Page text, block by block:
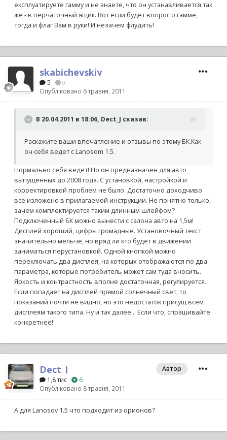
експлуатируете гамму и не знаете, что он устанавливается так
же - в перчаточный ящик. Вот если будет вопрос о гамме,
тогда и флаг Вам в руки! И незачем флудить!
skabichevskiy
5 0
Опубліковано 6 травня, 2011
В 20.04.2011 в 18:06, Dect_J сказав:
Раскажите ваши впечатление и отзывы по этому БК.Как
он себя ведет с Lanosom 1.5.
Нормально себя ведет! Но он предназначен для авто
выпущенных до 2008 года. С установкой, настройкой и
корректировкой проблем не было. Достаточно доходчиво
все изложено в прилагаемой инструкции. Не понятно только,
зачем комплектируется таким длинным шлейфом?
Подключенный БК можно вынести с салона авто на 1,5м!
Дисплей хороший, цифры громадные. Установочный текст
значительно мельче, но вряд ли кто будет в движении
заниматься перустановкой. Одной кнопкой можно
переключать два дисплея, на которых отображаются по два
параметра, которые потребитель может сам туда вносить.
Яркость и контрастность вполне достаточная, регулируется.
Если попадает на дисплей прямой солнечный свет, то
показаний почти не видно, но это недостаток присущ всем
дисплеям такого типа. Ну и так далее... Если что, спрашивайте
конкретнее!
Dect_J
1,8 тис
6
Опубліковано 8 травня, 2011
Автор
А для Lanosov 1.5 что подходит из орионов?